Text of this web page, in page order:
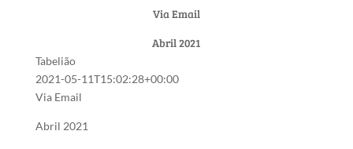
Via Email
Abril 2021
Tabelião
2021-05-11T15:02:28+00:00
Via Email
Abril 2021